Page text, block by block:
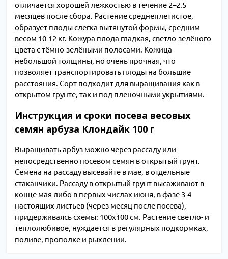
отличается хорошей лежкостью в течение 2–2.5
месяцев после сбора. Растение среднеплетистое,
образует плоды слегка вытянутой формы, средним
весом 10-12 кг. Кожура плода гладкая, светло-зелёного
цвета с тёмно-зелёными полосами. Кожица
небольшой толщины, но очень прочная, что
позволяет транспортировать плоды на большие
расстояния. Сорт подходит для выращивания как в
открытом грунте, так и под пленочными укрытиями.
Инструкция и сроки посева весовых
семян арбуза Клондайк 100 г
Выращивать арбуз можно через рассаду или
непосредственно посевом семян в открытый грунт.
Семена на рассаду высевайте в мае, в отдельные
стаканчики. Рассаду в открытый грунт высаживают в
конце мая либо в первых числах июня, в фазе 3-4
настоящих листьев (через месяц после посева),
придерживаясь схемы: 100х100 см. Растение светло- и
теплолюбивое, нуждается в регулярных подкормках,
поливе, прополке и рыхлении.